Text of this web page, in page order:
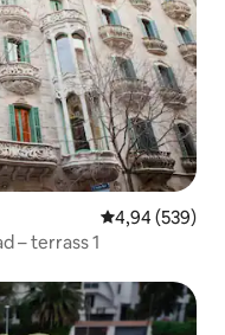
4,94 av 5 i
4,94 (539)
– terrass 1